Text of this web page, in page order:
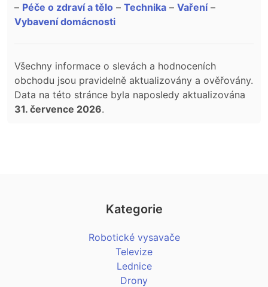
– Péče o zdraví a tělo – Technika – Vaření–
Vybavení domácnosti
Všechny informace o slevách a hodnoceních
obchodu jsou pravidelně aktualizovány a ověřovány.
Data na této stránce byla naposledy aktualizována
31. července 2026.
Kategorie
Robotické vysavače
Televize
Lednice
Drony